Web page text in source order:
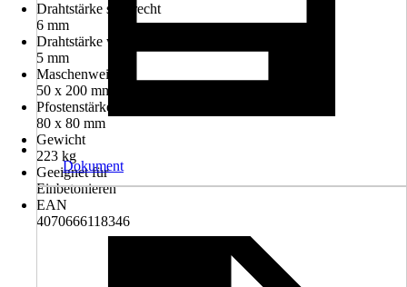
Drahtstärke senkrecht
6 mm
Drahtstärke waagerecht
5 mm
Maschenweite
50 x 200 mm
Pfostenstärke
80 x 80 mm
Gewicht
223 kg
Geeignet für
Einbetonieren
EAN
4070666118346
Dokument